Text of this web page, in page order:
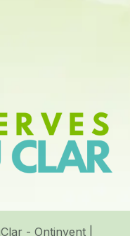
- Ontinyent |